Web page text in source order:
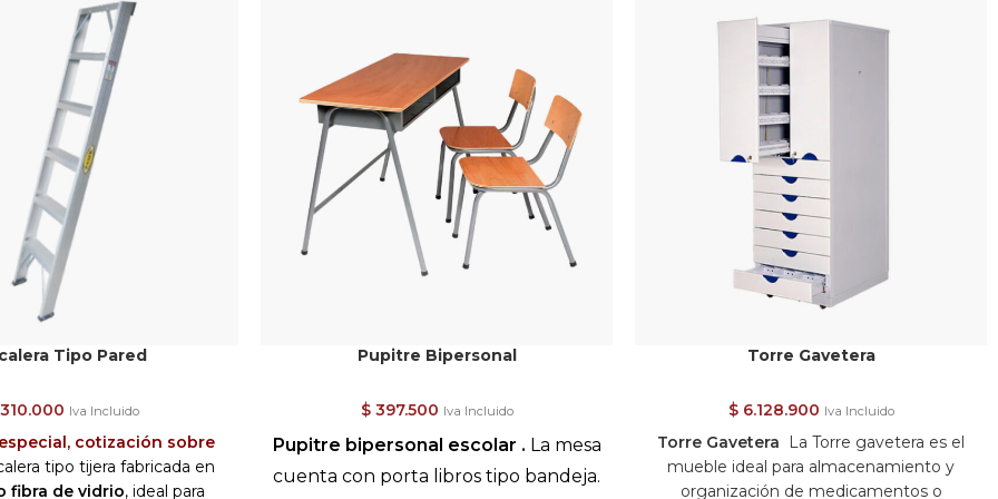
Tipo Pared
310.000 Iva Incluido
cotización sobre
tipo tijera fabricada en
fibra de vidrio, ideal para
Pupitre Bipersonal
$397.500 Iva Incluido
Pupitre bipersonal escolar . La mesa
cuenta con porta libros tipo bandeja.
Torre Gavetera
$6.128.900 Iva Incluido
Torre Gavetera
La Torre gavetera es el
mueble ideal para almacenamiento y
organización de medicamentos o